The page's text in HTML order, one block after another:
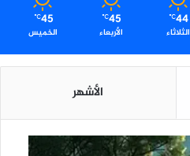
44
℃
الثلاثاء
45
℃
الأربعاء
45
℃
الخميس
الأشهر